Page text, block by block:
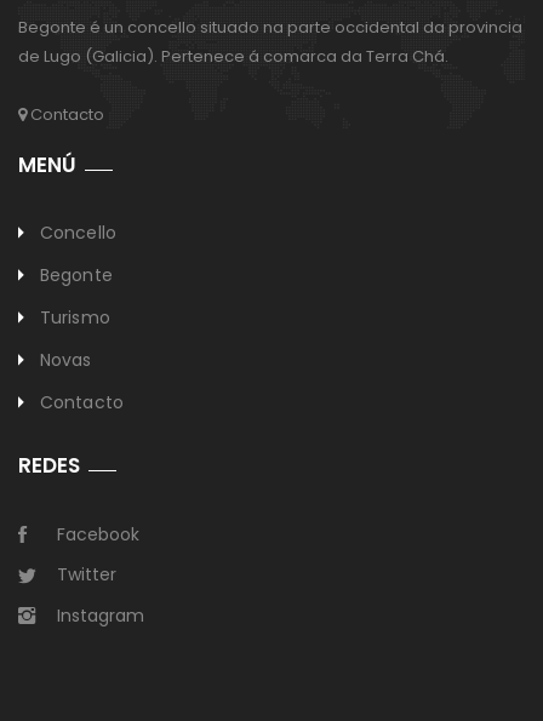
Begonte é un concello situado na parte occidental da provincia
de Lugo (Galicia). Pertenece á comarca da Terra Chá.
Contacto
MENÚ
Concello
Begonte
Turismo
Novas
Contacto
REDES
Facebook
Twitter
Instagram